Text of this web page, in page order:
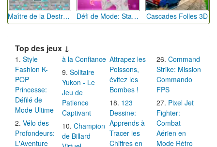
Maître de la Destruction: Fusion de Pioches Défi de Mode: Star du Podium Cascades Folles 3D
Top des jeux ↓
Style
Fashion K-
POP
Princesse:
Défilé de
Mode Ultime
Vélo des
Profondeurs:
L'Aventure
à la Confiance
Solitaire
Yukon - Le
Jeu de
Patience
Captivant
Champion
de Billard
Virtuel
Attrapez les
Poissons,
évitez les
Bombes !
123
Dessine:
Apprends à
Tracer les
Chiffres en
Command
Strike: Mission
Commando
FPS
Pixel Jet
Fighter:
Combat
Aérien en
Mode Rétro